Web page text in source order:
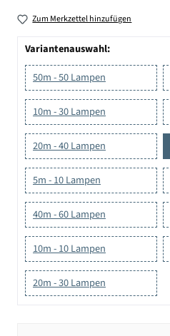
Zum Merkzettel hinzufügen
Variantenauswahl:
50m - 50 Lampen
10m - 30 Lampen
20m - 40 Lampen
5m - 10 Lampen
40m - 60 Lampen
10m - 10 Lampen
20m - 30 Lampen